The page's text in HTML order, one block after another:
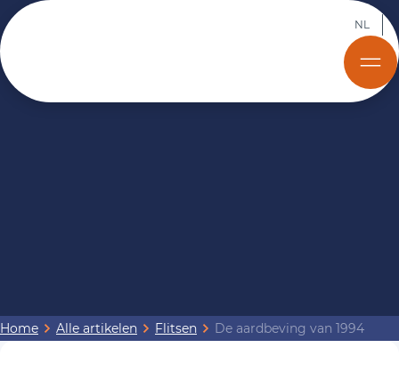
NL
Home Alle artikelen Flitsen De aardbeving van 1994